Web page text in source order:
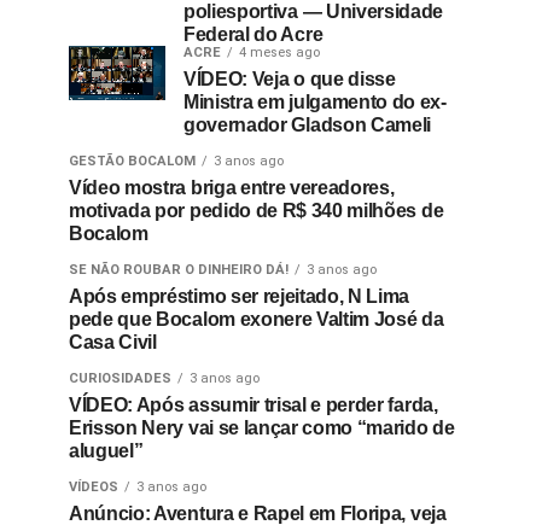
poliesportiva — Universidade
Federal do Acre
ACRE 4 meses ago
VÍDEO: Veja o que disse
Ministra em julgamento do ex-
governador Gladson Cameli
GESTÃO BOCALOM 3 anos ago
Vídeo mostra briga entre vereadores,
motivada por pedido de R$ 340 milhões de
Bocalom
SE NÃO ROUBAR O DINHEIRO DÁ! 3 anos ago
Após empréstimo ser rejeitado, N Lima
pede que Bocalom exonere Valtim José da
Casa Civil
CURIOSIDADES 3 anos ago
VÍDEO: Após assumir trisal e perder farda,
Erisson Nery vai se lançar como “marido de
aluguel”
VÍDEOS 3 anos ago
Anúncio: Aventura e Rapel em Floripa, veja